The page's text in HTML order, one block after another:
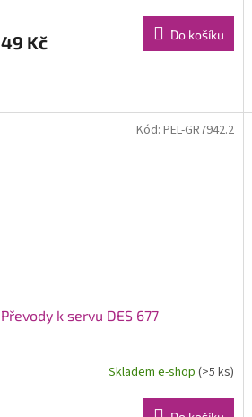
49 Kč Do košíku
Převody k servu DES 677
Skladem e-shop (>5 ks)
Kód: PEL-GR7942.2